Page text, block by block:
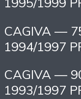
CAGIVA —
1994/1997
CAGIVA —
1993/1997